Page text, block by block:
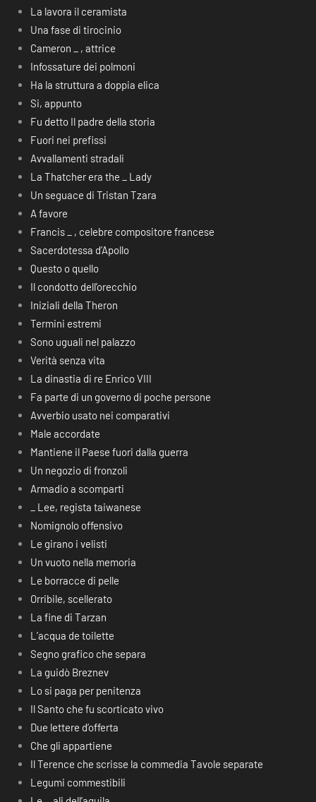
La lavora il ceramista
Una fase di tirocinio
Cameron _ , attrice
Infossature dei polmoni
Ha la struttura a doppia elica
Si, appunto
Fu detto Il padre della storia
Fuori nei prefissi
Avvallamenti stradali
La Thatcher era the _ Lady
Un seguace di Tristan Tzara
A favore
Francis _ , celebre compositore francese
Sacerdotessa d’Apollo
Questo o quello
Il condotto dell’orecchio
Iniziali della Theron
Termini estremi
Sono uguali nel palazzo
Verità senza vita
La dinastia di re Enrico VIII
Fa parte di un governo di poche persone
Avverbio usato nei comparativi
Male accordate
Mantiene il Paese fuori dalla guerra
Un negozio di fronzoli
Armadio a scomparti
_ Lee, regista taiwanese
Nomignolo offensivo
Le girano i velisti
Un vuoto nella memoria
Le borracce di pelle
Orribile, scellerato
La fine di Tarzan
L’acqua de toilette
Segno grafico che separa
La guidò Breznev
Lo si paga per penitenza
Il Santo che fu scorticato vivo
Due lettere d’offerta
Che gli appartiene
Il Terence che scrisse la commedia Tavole separate
Legumi commestibili